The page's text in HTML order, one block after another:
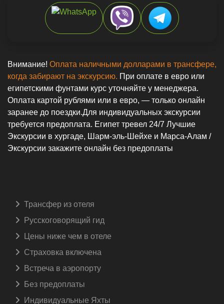
Внимание! Оплата наличными долларами в трансфере,
когда забирают на экскурсию. При оплате в евро или
египетскими фунтами курс уточняйте у менеджера.
Оплата картой рублями или в евро, — только онлайн
заранее до поездки.Для индивидуальных экскурсии
требуется предоплата. Египет тревел 24/7 Лучшие
Экскурсии в хургаде, Шарм-эль-Шейхе и Марса-Алам /
Экскурсии закажите онлайн без предоплаты
Трансфер из отеля
Русскоговорящий гид️
Цены ниже чем в отеле
Страховка включена️
Встреча в аэропорту️
Без предоплаты
Индивидуальные Яхты